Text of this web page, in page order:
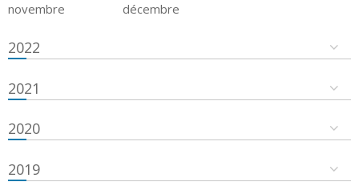
novembre
décembre
2022
2021
2020
2019